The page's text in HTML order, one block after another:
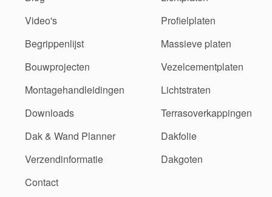
Video's
Begrippenlijst
Bouwprojecten
Montagehandleidingen
Downloads
Dak & Wand Planner
Verzendinformatie
Contact
Profielplaten
Massieve platen
Vezelcementplaten
Lichtstraten
Terrasoverkappingen
Dakfolie
Dakgoten